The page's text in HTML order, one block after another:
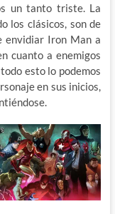
un tanto triste. La
los clásicos, son de
envidiar Iron Man a
cuanto a enemigos
esto lo podemos
en sus inicios,